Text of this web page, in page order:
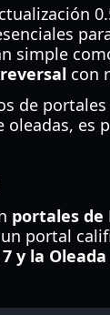
simple
con
de
portales de
portal
y la Oleada